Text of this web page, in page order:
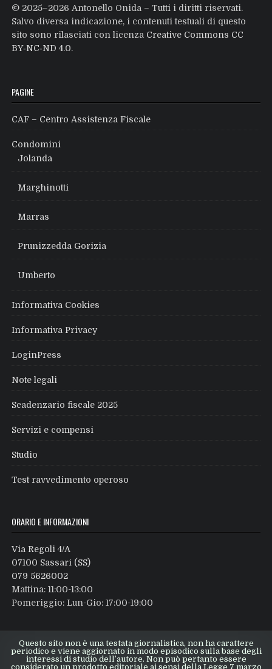
© 2025–2026 Antonello Onida – Tutti i diritti riservati.
Salvo diversa indicazione, i contenuti testuali di questo
sito sono rilasciati con licenza Creative Commons CC
BY‑NC‑ND 4.0.
PAGINE
CAF – Centro Assistenza Fiscale
Condomini
Jolanda
Marghinotti
Marras
Prunizzedda Gorizia
Umberto
Informativa Cookies
Informativa Privacy
LoginPress
Note legali
Scadenzario fiscale 2025
Servizi e compensi
Studio
Test ravvedimento operoso
ORARIO E INFORMAZIONI
Via Regoli 4/A
07100 Sassari (SS)
079 5626002
Mattina: 11:00-13:00
Pomeriggio: Lun-Gio: 17:00-19:00
Questo sito non è una testata giornalistica, non ha carattere
periodico e viene aggiornato in modo episodico sulla base degli
interessi di studio dell’autore. Non può pertanto essere
considerato un prodotto editoriale ai sensi della Legge 7 marzo